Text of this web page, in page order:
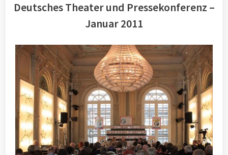
Deutsches Theater und Pressekonferenz –
Januar 2011